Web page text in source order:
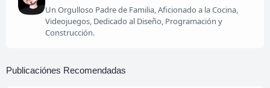
Un Orgulloso Padre de Familia, Aficionado a la Cocina,
Videojuegos, Dedicado al Diseño, Programación y
Construcción.
Publicaciónes Recomendadas